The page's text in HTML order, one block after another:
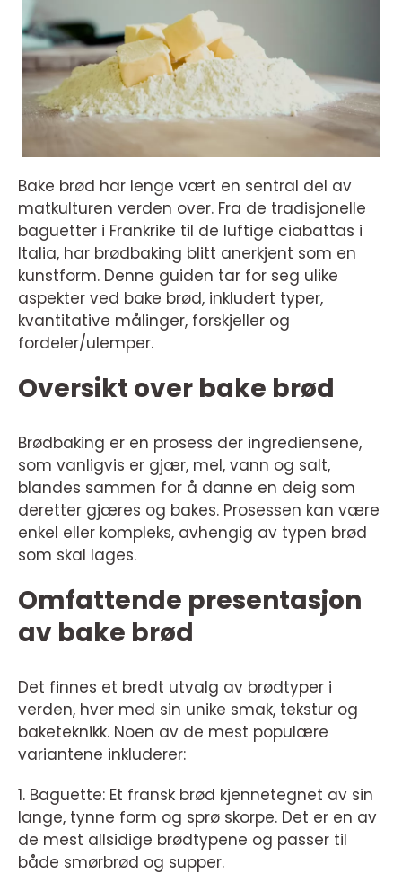
Bake brød har lenge vært en sentral del av
matkulturen verden over. Fra de tradisjonelle
baguetter i Frankrike til de luftige ciabattas i
Italia, har brødbaking blitt anerkjent som en
kunstform. Denne guiden tar for seg ulike
aspekter ved bake brød, inkludert typer,
kvantitative målinger, forskjeller og
fordeler/ulemper.
Oversikt over bake brød
Brødbaking er en prosess der ingrediensene,
som vanligvis er gjær, mel, vann og salt,
blandes sammen for å danne en deig som
deretter gjæres og bakes. Prosessen kan være
enkel eller kompleks, avhengig av typen brød
som skal lages.
Omfattende presentasjon
av bake brød
Det finnes et bredt utvalg av brødtyper i
verden, hver med sin unike smak, tekstur og
baketeknikk. Noen av de mest populære
variantene inkluderer:
1. Baguette: Et fransk brød kjennetegnet av sin
lange, tynne form og sprø skorpe. Det er en av
de mest allsidige brødtypene og passer til
både smørbrød og supper.